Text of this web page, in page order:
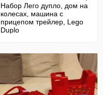
Набор Лего дупло, дом на
колесах, машина с
прицепом трейлер, Lego
Duplo